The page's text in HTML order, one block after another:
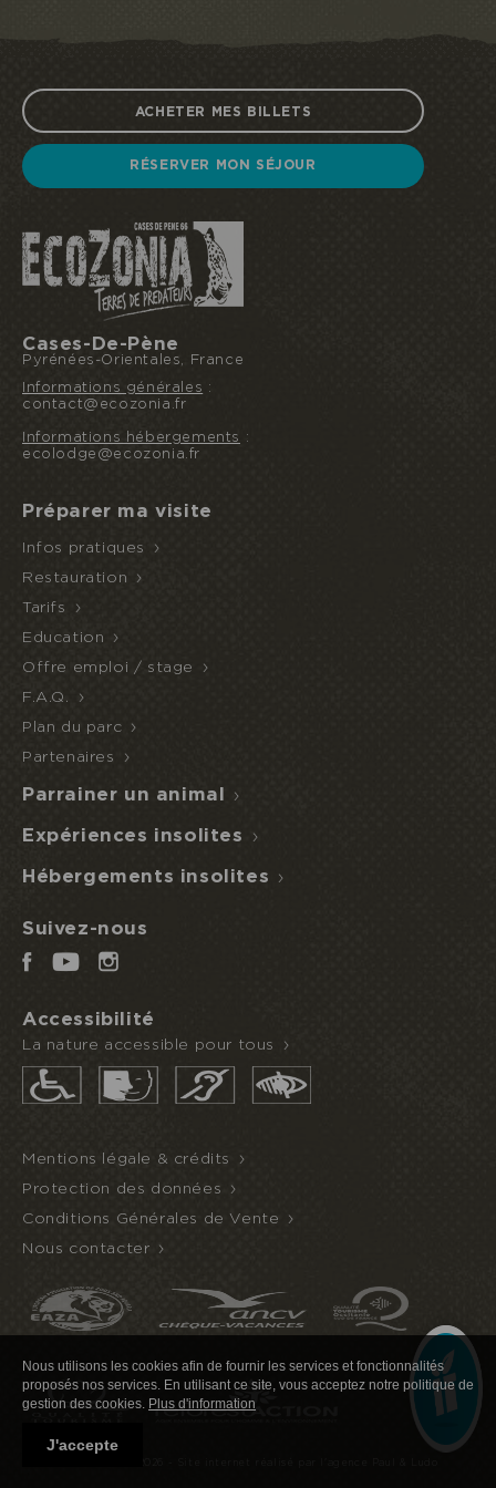
ACHETER MES BILLETS
RÉSERVER MON SÉJOUR
Cases-De-Pène
Pyrénées-Orientales, France
Informations générales :
contact@ecozonia.fr
Informations hébergements
:
ecolodge@ecozonia.fr
Préparer ma visite
Infos pratiques
Restauration
Tarifs
Education
Offre emploi / stage
F.A.Q.
Plan du parc
Partenaires
Parrainer un animal
Expériences insolites
Hébergements insolites
Suivez-nous
Accessibilité
La nature accessible pour tous
Mentions légale & crédits
Protection des données
Conditions Générales de Vente
Nous contacter
Nous utilisons les cookies afin de fournir les services et fonctionnalités
proposés nos services. En utilisant ce site, vous acceptez notre politique de
gestion des cookies. Plus d'information
J'accepte